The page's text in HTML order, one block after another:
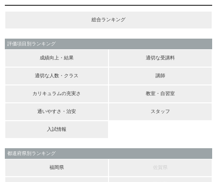
総合ランキング
評価項目別ランキング
成績向上・結果 適切な受講料
適切な人数・クラス 講師
カリキュラムの充実さ 教室・自習室
通いやすさ・治安 スタッフ
入試情報
都道府県別ランキング
福岡県 佐賀県